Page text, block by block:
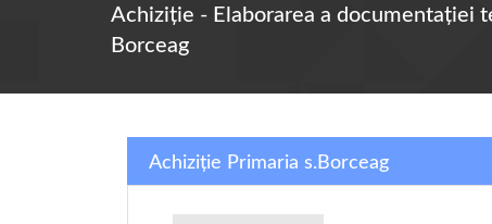
Achiziție - Elaborarea a documentației
Borceag
Achiziție Primaria s.Borceag